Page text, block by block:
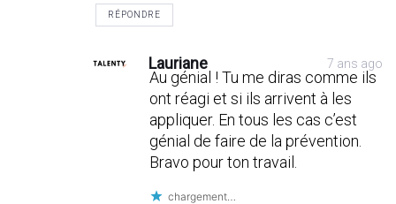
RÉPONDRE
Lauriane 7 ans ago
Au génial ! Tu me diras comme ils
ont réagi et si ils arrivent à les
appliquer. En tous les cas c’est
génial de faire de la prévention.
Bravo pour ton travail.
chargement…